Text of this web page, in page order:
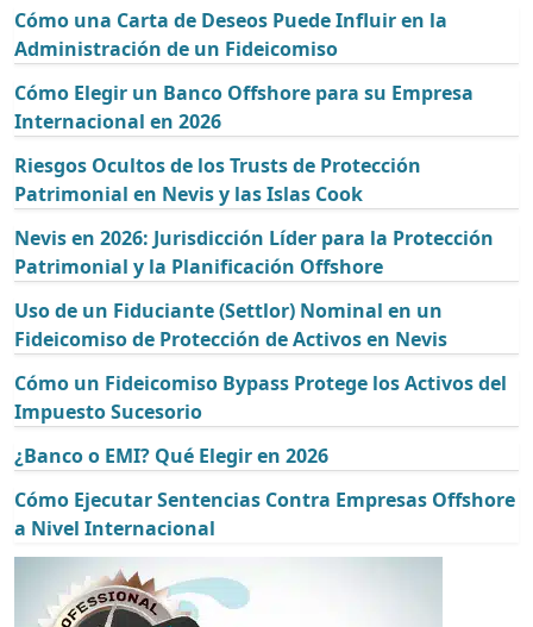
Cómo una Carta de Deseos Puede Influir en la
Administración de un Fideicomiso
Cómo Elegir un Banco Offshore para su Empresa
Internacional en 2026
Riesgos Ocultos de los Trusts de Protección
Patrimonial en Nevis y las Islas Cook
Nevis en 2026: Jurisdicción Líder para la Protección
Patrimonial y la Planificación Offshore
Uso de un Fiduciante (Settlor) Nominal en un
Fideicomiso de Protección de Activos en Nevis
Cómo un Fideicomiso Bypass Protege los Activos del
Impuesto Sucesorio
¿Banco o EMI? Qué Elegir en 2026
Cómo Ejecutar Sentencias Contra Empresas Offshore
a Nivel Internacional